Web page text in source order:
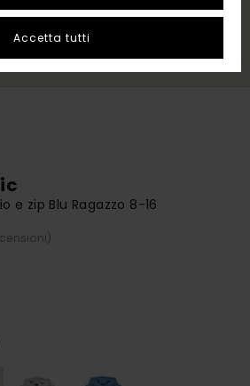
e zip Blu Ragazzo 8-16
Accetta tutti